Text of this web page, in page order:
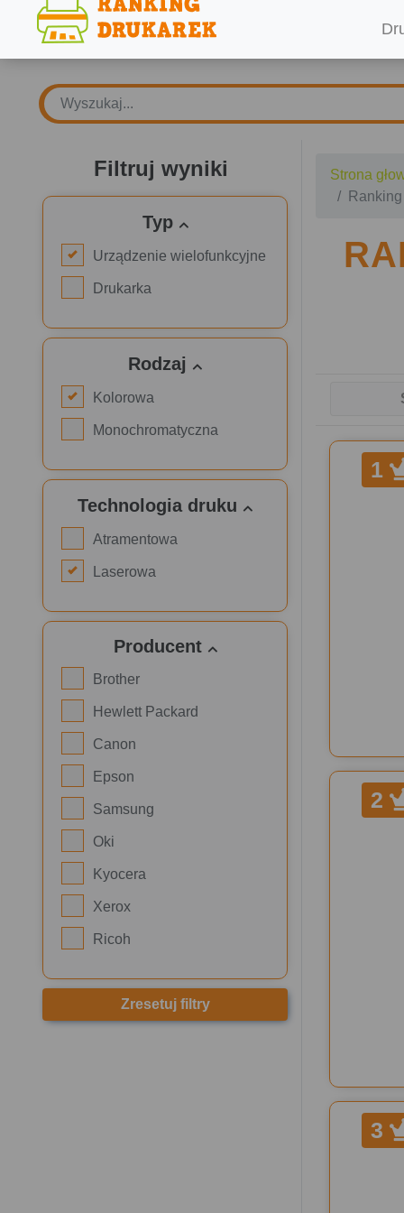
Filtruj wyniki
Typ
Urządzenie wielofunkcyjne
Drukarka
Rodzaj
Kolorowa
Monochromatyczna
Technologia druku
Atramentowa
Laserowa
Producent
Brother
Hewlett Packard
Canon
Epson
Samsung
Oki
Kyocera
Xerox
Ricoh
Zresetuj filtry
Strona
1
2
3